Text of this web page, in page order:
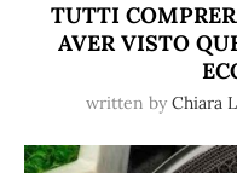
TUTTI
AVER VISTO
written by Chiara